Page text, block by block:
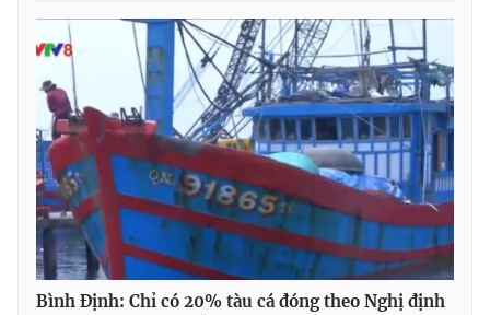
Photo Infographic
Video Shorts video
VTV Money VTV Thể thao
VTV Sức khoẻ Bất động sản
Thị trường 24h Tấm lòng Việt
Bình Định: Chỉ có 20% tàu cá đóng theo Nghị định